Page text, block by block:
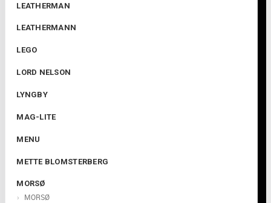
LEATHERMAN
LEATHERMANN
LEGO
LORD NELSON
LYNGBY
MAG-LITE
MENU
METTE BLOMSTERBERG
MORSØ
MORSØ